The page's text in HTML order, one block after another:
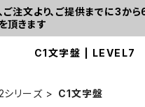
ご注文より、ご提供までに3か
頂きます
C1文字盤 | LEVEL7
シリーズ C1文字盤